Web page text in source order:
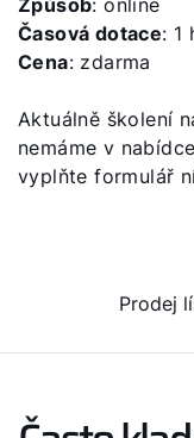
Způsob: online
Časová dotace: 1
Cena: zdarma
Aktuálně školení
nemáme v
vyplňte formulář
Prodej